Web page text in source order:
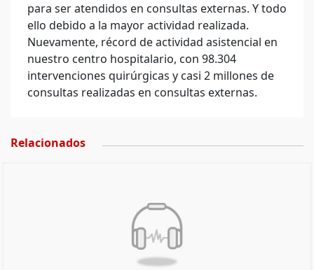
para ser atendidos en consultas externas. Y todo
ello debido a la mayor actividad realizada.
Nuevamente, récord de actividad asistencial en
nuestro centro hospitalario, con 98.304
intervenciones quirúrgicas y casi 2 millones de
consultas realizadas en consultas externas.
Relacionados